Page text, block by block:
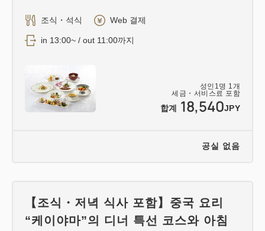
성인 1명 1개
세금・서비스료 포함
합계 18,540JPY
조식・석식 Web 결제
in 13:00~ / out 11:00까지
공실 없음
【조식・저녁 식사 포함】중국 요리
“케이야마”의 디너 특선 코스와 아침